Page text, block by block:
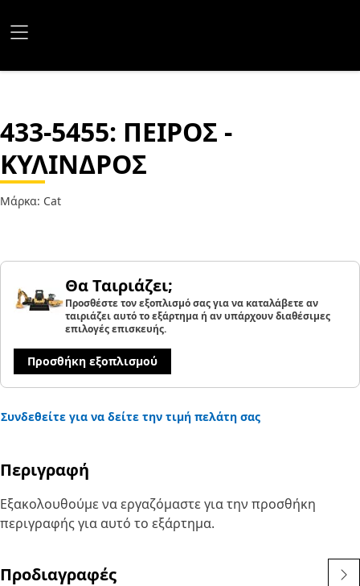
433-5455: ΠΕΙΡΟΣ -
ΚΥΛΙΝΔΡΟΣ
Μάρκα: Cat
Θα Ταιριάζει;
Προσθέστε τον εξοπλισμό σας για να καταλάβετε αν
ταιριάζει αυτό το εξάρτημα ή αν υπάρχουν διαθέσιμες
επιλογές επισκευής.
Προσθήκη εξοπλισμού
Συνδεθείτε για να δείτε την τιμή πελάτη σας
Περιγραφή
Εξακολουθούμε να εργαζόμαστε για την προσθήκη
περιγραφής για αυτό το εξάρτημα.
Προδιαγραφές